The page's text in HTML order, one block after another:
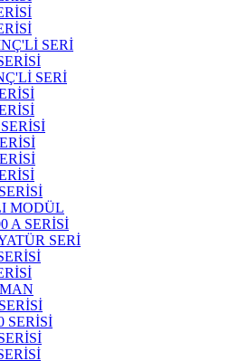
SERİ
SERİ
MODÜL
A SERİSİ
SERİ
SERİSİ